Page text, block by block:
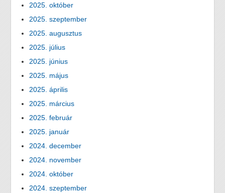
2025. október
2025. szeptember
2025. augusztus
2025. július
2025. június
2025. május
2025. április
2025. március
2025. február
2025. január
2024. december
2024. november
2024. október
2024. szeptember